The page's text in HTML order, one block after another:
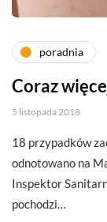
poradnia
Coraz
5 listopada 2018
18 przypadków
odnotowano na
Inspektor
pochodzi…